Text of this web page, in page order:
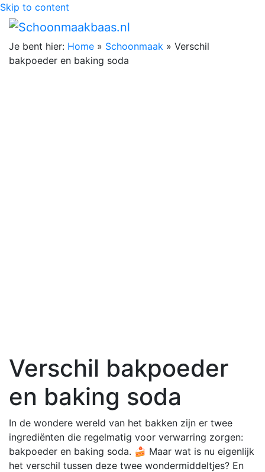
Skip to content
Je bent hier: Home » Schoonmaak » Verschil
bakpoeder en baking soda
Verschil bakpoeder
en baking soda
In de wondere wereld van het bakken zijn er twee
ingrediënten die regelmatig voor verwarring zorgen:
bakpoeder en baking soda. 🍰 Maar wat is nu eigenlijk
het verschil tussen deze twee wondermiddeltjes? En